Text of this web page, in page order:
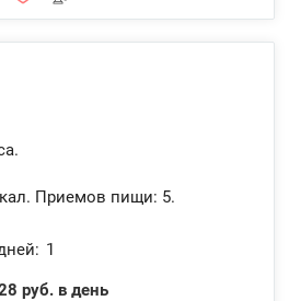
Приемов пищи: 5.
1
руб. в день